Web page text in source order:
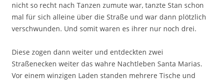
nicht so recht nach Tanzen zumute war, tanzte Stan schon
mal für sich alleine über die Straße und war dann plötzlich
verschwunden. Und somit waren es ihrer nur noch drei.
Diese zogen dann weiter und entdeckten zwei
Straßenecken weiter das wahre Nachtleben Santa Marias.
Vor einem winzigen Laden standen mehrere Tische und